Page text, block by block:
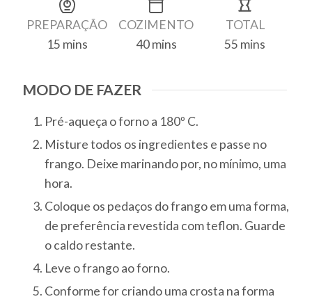
PREPARAÇÃO
15minutes
mins
COZIMENTO
40minutes
mins
TOTAL
55 minutes
mins
MODO DE FAZER
Pré-aqueça o forno a 180º C.
Misture todos os ingredientes e passe no
frango. Deixe marinando por, no mínimo, uma
hora.
Coloque os pedaços do frango em uma forma,
de preferência revestida com teflon. Guarde
o caldo restante.
Leve o frango ao forno.
Conforme for criando uma crosta na forma